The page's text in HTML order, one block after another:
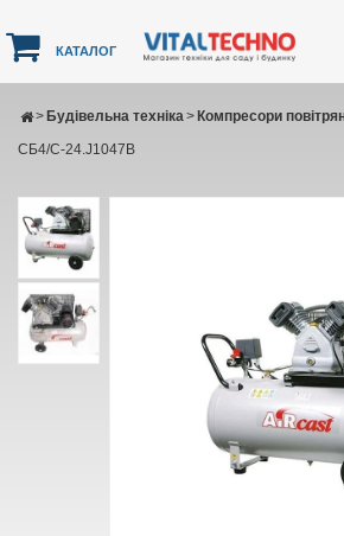
КАТАЛОГ
Будівельна техніка
> Компресори
>
СБ4/С-24.J1047B